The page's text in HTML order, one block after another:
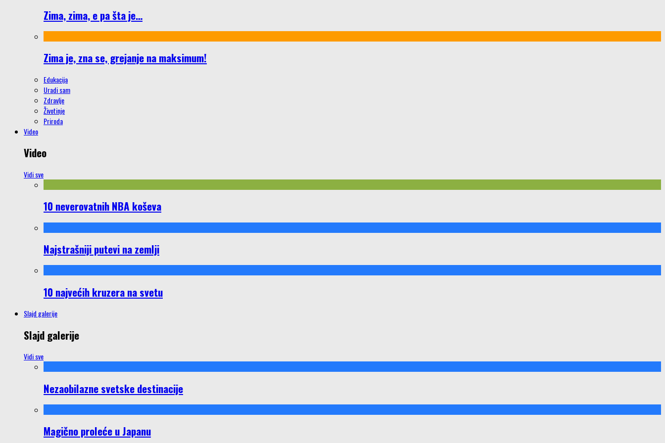
Zima, zima, e pa šta je…
Zima je, zna se, grejanje na maksimum!
Edukacija
Uradi sam
Zdravlje
Životinje
Priroda
Video
Video
Vidi sve
10 neverovatnih NBA koševa
Najstrašniji putevi na zemlji
10 najvećih kruzera na svetu
Slajd galerije
Slajd galerije
Vidi sve
Nezaobilazne svetske destinacije
Magično proleće u Japanu